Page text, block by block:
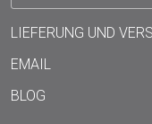
LIEFERUNG UND
EMAIL
BLOG